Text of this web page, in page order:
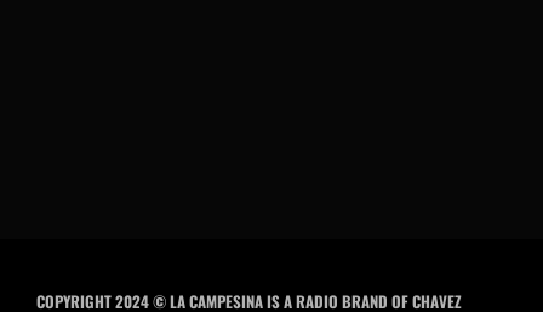
COPYRIGHT 2024 © LA CAMPESINA IS A RADIO BRAND OF CHAVEZ